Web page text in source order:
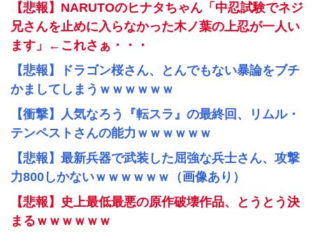
【悲報】NARUTOのヒナタちゃん「中忍試験でネジ
兄さんを止めに入らなかった木ノ葉の上忍が一人い
ます」←これさぁ・・・
【悲報】ドラゴン桜さん、とんでもない暴論をブチ
かましてしまうｗｗｗｗｗｗ
【衝撃】人気なろう『転スラ』の最終回、リムル・
テンペストさんの能力ｗｗｗｗｗｗ
【悲報】最新兵器で武装した屈強な兵士さん、攻撃
力800しかないｗｗｗｗｗｗ（画像あり）
【悲報】史上最低最悪の原作破壊作品、とうとう決
まるｗｗｗｗｗｗ